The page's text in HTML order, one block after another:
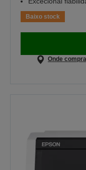
Baixo stock
Onde